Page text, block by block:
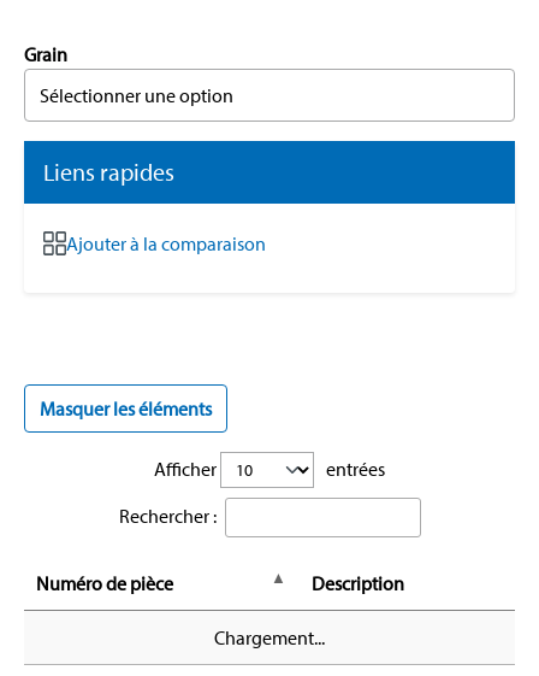
Grain
Sélectionner une option
Liens rapides
Ajouter à la comparaison
Masquer les éléments
Afficher
entrées
Rechercher :
Numéro de pièce Description
Chargement...